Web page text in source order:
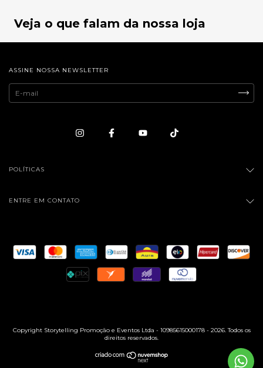
Veja o que falam da nossa loja
ASSINE NOSSA NEWSLETTER
POLÍTICAS
ENTRE EM CONTATO
Copyright Storytelling Promoção e Eventos Ltda - 10985615000178 - 2026. Todos os
direitos reservados.